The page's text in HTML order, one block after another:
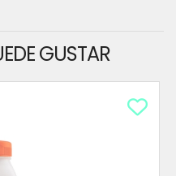
GUSTAR